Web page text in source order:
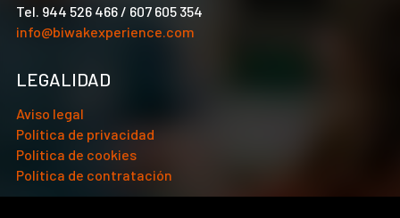
Tel. 944 526 466 / 607 605 354
info@biwakexperience.com
LEGALIDAD
Aviso legal
Política de privacidad
Política de cookies
Política de contratación